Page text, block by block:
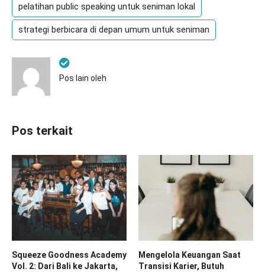
pelatihan public speaking untuk seniman lokal
strategi berbicara di depan umum untuk seniman
Pos lain oleh
Pos terkait
Squeeze Goodness Academy
Vol. 2: Dari Bali ke Jakarta,
Mengelola Keuangan Saat
Transisi Karier, Butuh